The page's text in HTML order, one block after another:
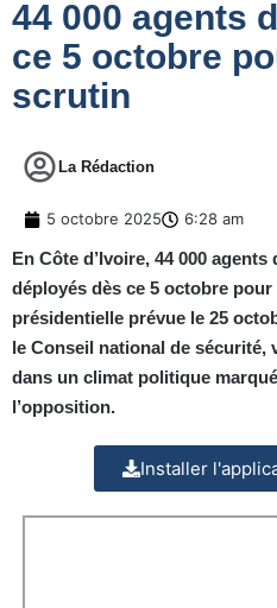
44 000 agents
ce 5 octobre
scrutin
La Rédaction
5 octobre 2025 6:28 am
En Côte d’Ivoire, 44 000
déployés dès ce 5 octobre pour
présidentielle prévue le 25
le Conseil national de sécurité,
dans un climat politique
l’opposition.
Installer